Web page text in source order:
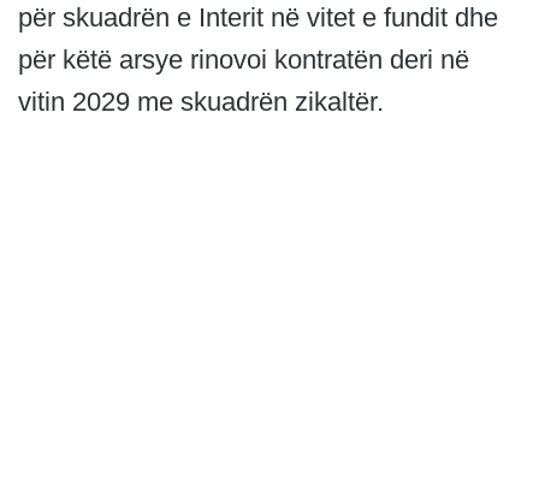
për skuadrën e Interit në vitet e fundit dhe
për këtë arsye rinovoi kontratën deri në
vitin 2029 me skuadrën zikaltër.